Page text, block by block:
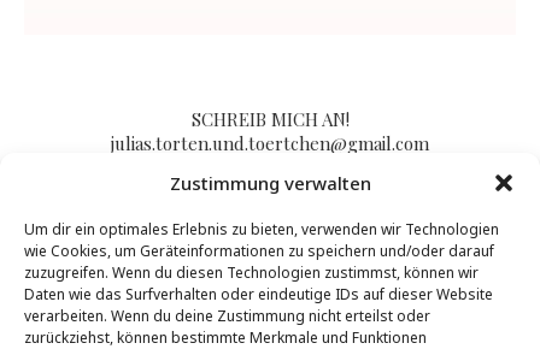
Zustimmung verwalten
Um dir ein optimales Erlebnis zu bieten, verwenden wir Technologien
wie Cookies, um Geräteinformationen zu speichern und/oder darauf
zuzugreifen. Wenn du diesen Technologien zustimmst, können wir
Daten wie das Surfverhalten oder eindeutige IDs auf dieser Website
verarbeiten. Wenn du deine Zustimmung nicht erteilst oder
zurückziehst, können bestimmte Merkmale und Funktionen
SCHREIB MICH AN!
julias.torten.und.toertchen@gmail.com
Impressum/Kontakt & Datenschutzerklärung